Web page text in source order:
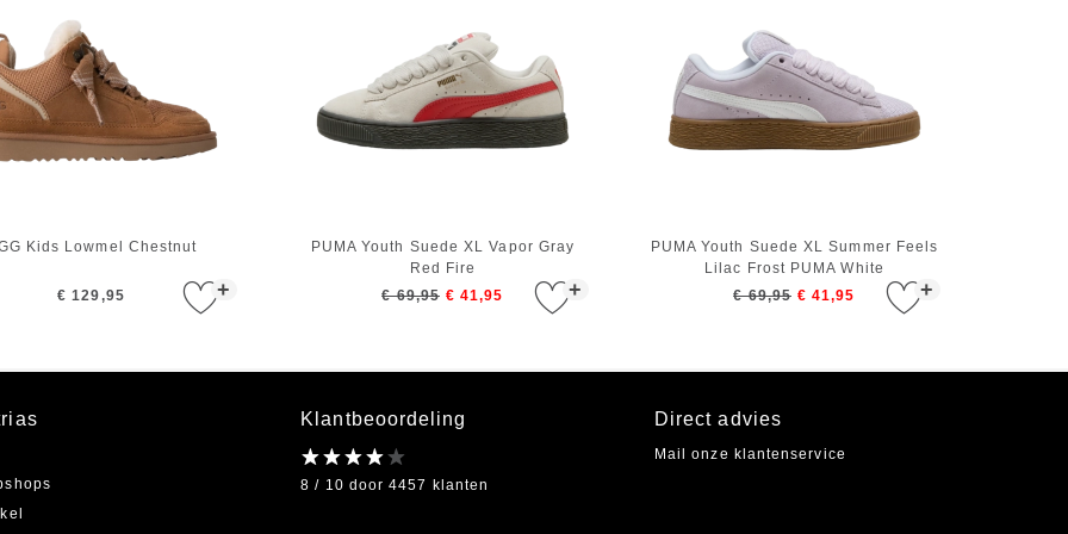
+
Kids Lowmel Chestnut
€ 129,95 +
PUMA Youth Suede XL Vapor Gray
Red Fire
€ 69,95 € 41,95 +
PUMA Youth Suede XL Summer Feels
Lilac Frost PUMA White
€ 69,95 € 41,95
Klantbeoordeling
8 / 10 door 4457 klanten
Direct advies
Mail onze klantenservice